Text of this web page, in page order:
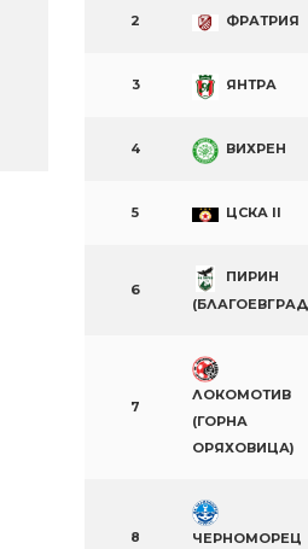
2 ФРАТРИЯ
3 ЯНТРА
4 ВИХРЕН
5 ЦСКА II
6
ПИРИН
7
ЛОКОМОТИВ
(ГОРНА
ОРЯХОВИЦА)
8
ЧЕРНОМОРЕЦ